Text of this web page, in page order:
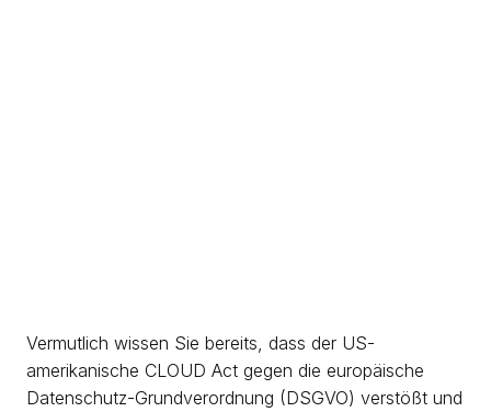
Vermutlich wissen Sie bereits, dass der US-
amerikanische CLOUD Act gegen die europäische
Datenschutz-Grundverordnung (DSGVO) verstößt und